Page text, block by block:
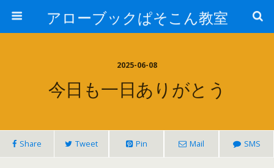
アローブックぱそこん教室
2025-06-08
今日も一日ありがとう
Share Tweet Pin Mail SMS